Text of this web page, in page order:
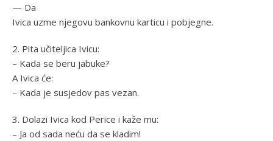
— Da
Ivica uzme njegovu bankovnu karticu i pobjegne.
2. Pita učiteljica Ivicu:
– Kada se beru jabuke?
A Ivica će:
– Kada je susjedov pas vezan.
3. Dolazi Ivica kod Perice i kaže mu:
– Ja od sada neću da se kladim!